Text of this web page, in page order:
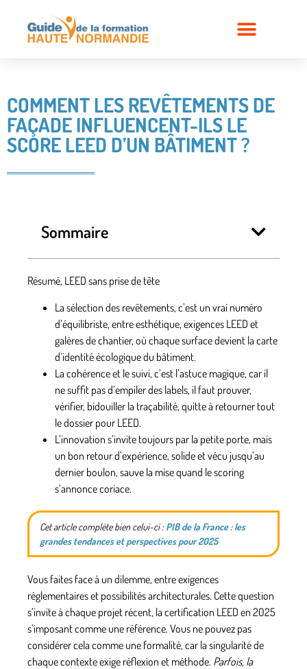
COMMENT LES REVÊTEMENTS DE
FAÇADE INFLUENCENT-ILS LE
SCORE LEED D’UN BÂTIMENT ?
Sommaire
Résumé, LEED sans prise de tête
La sélection des revêtements, c’est un vrai numéro
d’équilibriste, entre esthétique, exigences LEED et
galères de chantier, où chaque surface devient la carte
d’identité écologique du bâtiment.
La cohérence et le suivi, c’est l’astuce magique, car il
ne suffit pas d’empiler des labels, il faut prouver,
vérifier, bidouiller la traçabilité, quitte à retourner tout
le dossier pour LEED.
L’innovation s’invite toujours par la petite porte, mais
un bon retour d’expérience, solide et vécu jusqu’au
dernier boulon, sauve la mise quand le scoring
s’annonce coriace.
Cet article complète bien celui-ci :PIB de la France : les
grandes tendances et perspectives pour 2025
Vous faites face à un dilemme, entre exigences
réglementaires et possibilités architecturales. Cette question
s’invite à chaque projet récent, la certification LEED en 2025
s’imposant comme une référence. Vous ne pouvez pas
considérer cela comme une formalité, car la singularité de
chaque contexte exige réflexion et méthode. Parfois, la